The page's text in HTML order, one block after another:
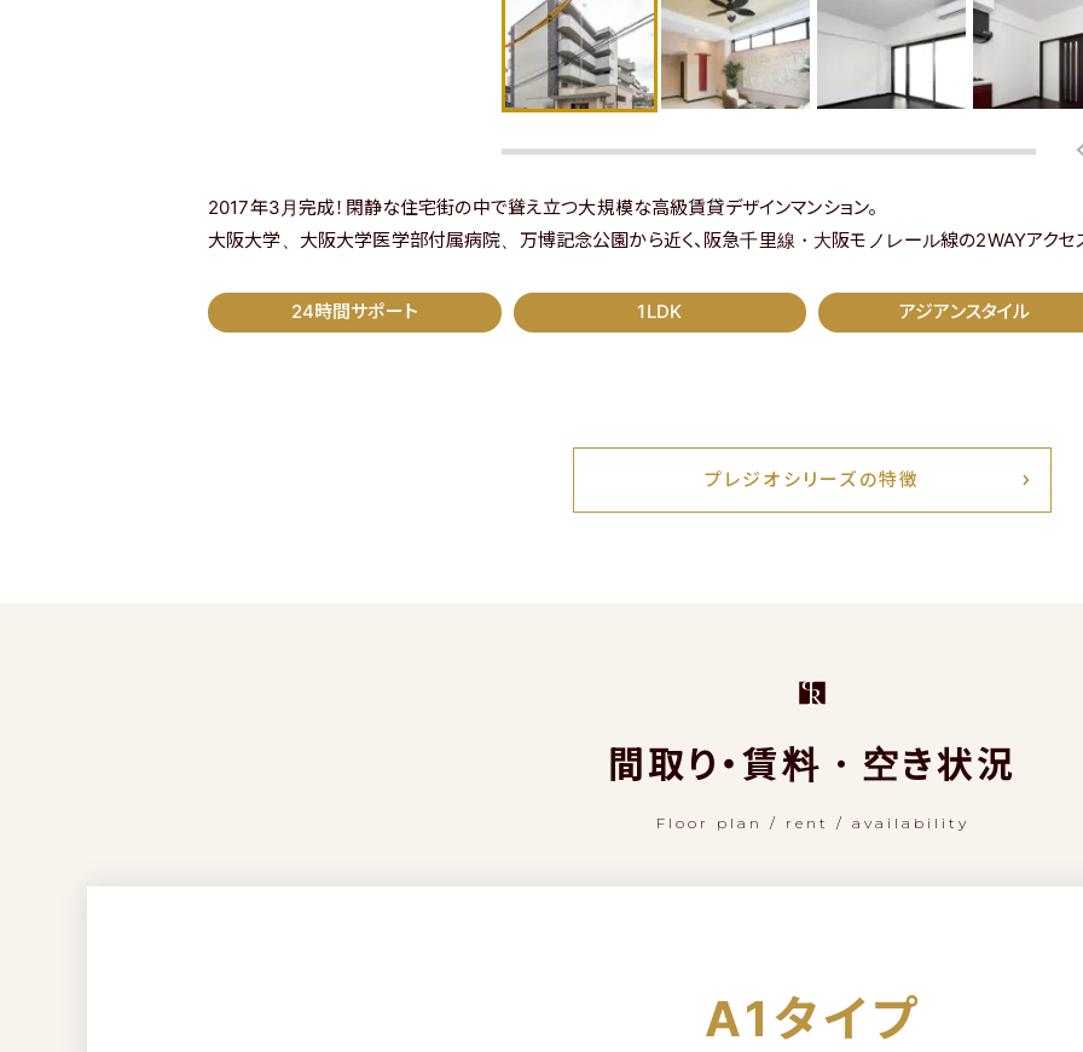
2017年3月完成！閑静な住宅街の中で聳え立つ大規模な高級賃貸デザインマンション。
大阪大学、大阪大学医学部付属病院、万博記念公園から近く、阪急千里線・大阪モノレール線の2WAYアクセ
24時間サポート 1LDK アジアンスタイル
プレジオシリーズの特徴
間取り・賃料・空き状況
Floor plan / rent / availability
A1タイプ